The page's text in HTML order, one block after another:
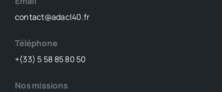
contact@adacl40.fr
Téléphone
+(33) 5 58 85 80 50
Nos missions